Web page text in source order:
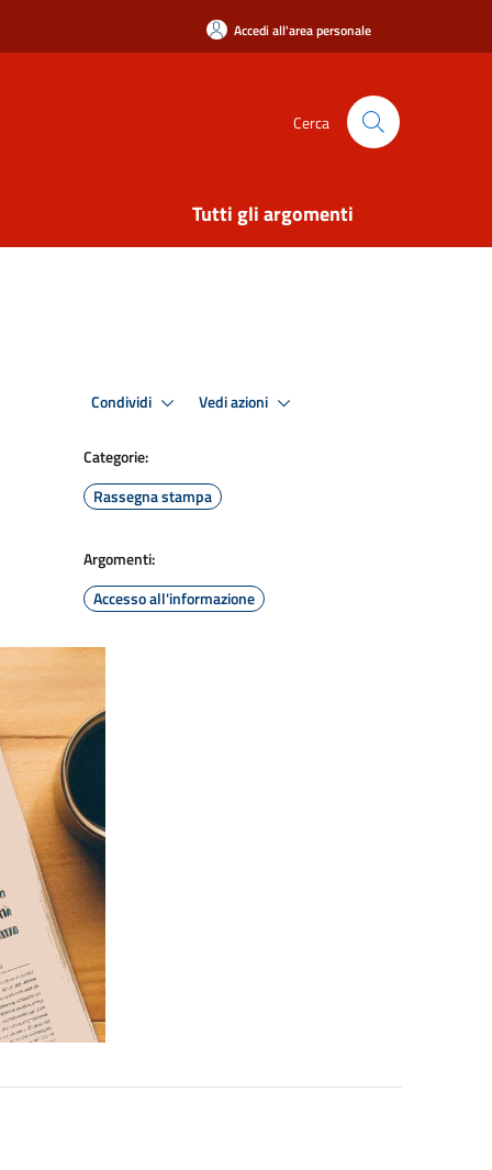
Accedi all'area personale
Cerca
Tutti gli argomenti
Condividi Vedi azioni
Categorie:
Rassegna stampa
Argomenti:
Accesso all'informazione